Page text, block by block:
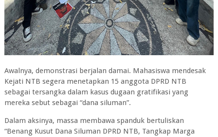
Awalnya, demonstrasi berjalan damai. Mahasiswa mendesak
Kejati NTB segera menetapkan 15 anggota DPRD NTB
sebagai tersangka dalam kasus dugaan gratifikasi yang
mereka sebut sebagai “dana siluman”.
Dalam aksinya, massa membawa spanduk bertuliskan
“Benang Kusut Dana Siluman DPRD NTB, Tangkap Marga